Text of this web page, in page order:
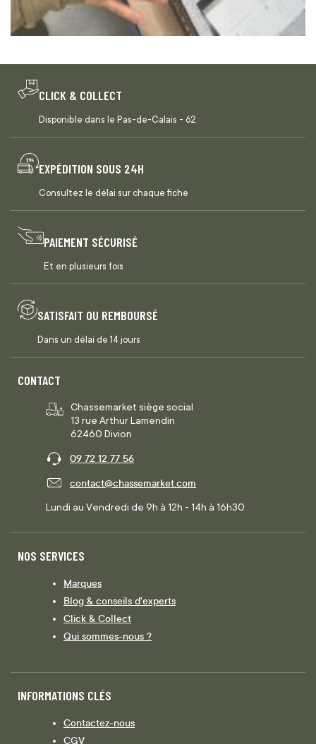
CLICK & COLLECT
Disponible dans le Pas-de-Calais - 62
EXPÉDITION SOUS 24H
Consultez le délai sur chaque fiche
PAIEMENT SÉCURISÉ
Et en plusieurs fois
SATISFAIT OU REMBOURSÉ
Dans un délai de 14 jours
CONTACT
Chassemarket siège social
13 rue Arthur Lamendin
62460 Divion
09 72 12 77 56
contact@chassemarket.com
Lundi au Vendredi de 9h à 12h - 14h à 16h30
NOS SERVICES
Marques
Blog & conseils d'experts
Click & Collect
Qui sommes-nous ?
INFORMATIONS CLÉS
Contactez-nous
CGV